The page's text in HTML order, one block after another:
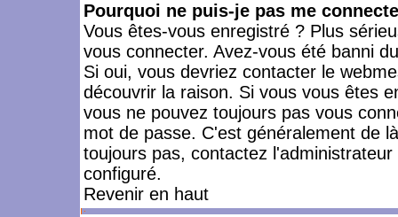
Pourquoi ne puis-je pas me
Vous êtes-vous enregistré ? Plus
vous connecter. Avez-vous été banni
Si oui, vous devriez contacter le
découvrir la raison. Si vous vous êtes
vous ne pouvez toujours pas vous
mot de passe. C'est généralement de
toujours pas, contactez
configuré.
Revenir en haut